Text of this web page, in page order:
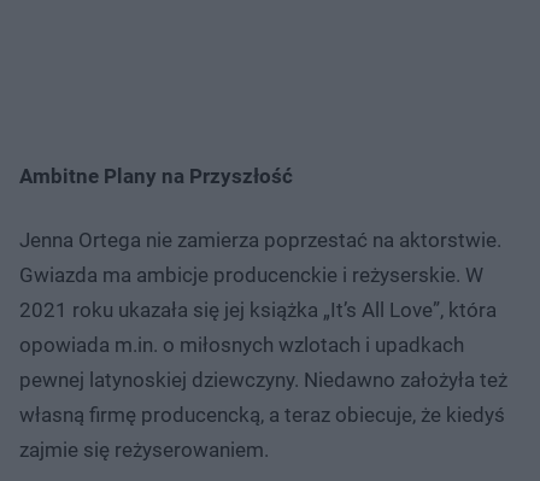
Ambitne Plany na Przyszłość
Jenna Ortega nie zamierza poprzestać na aktorstwie.
Gwiazda ma ambicje producenckie i reżyserskie. W
2021 roku ukazała się jej książka „It’s All Love”, która
opowiada m.in. o miłosnych wzlotach i upadkach
pewnej latynoskiej dziewczyny. Niedawno założyła też
własną firmę producencką, a teraz obiecuje, że kiedyś
zajmie się reżyserowaniem.